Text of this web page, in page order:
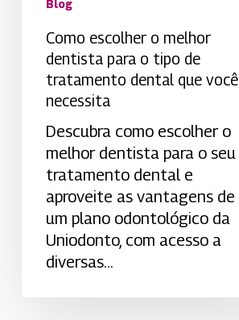
tratamento
dental
que
você
necessita
Blog
Como escolher o melhor
dentista para o tipo de
tratamento dental que você
necessita
Descubra como escolher o
melhor dentista para o seu
tratamento dental e
aproveite as vantagens de
um plano odontológico da
Uniodonto, com acesso a
diversas…